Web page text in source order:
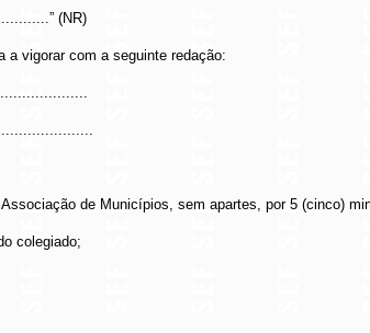
(NR)
a vigorar com a seguinte redação:
de Municípios, sem apartes, por 5 (cinco)
colegiado;